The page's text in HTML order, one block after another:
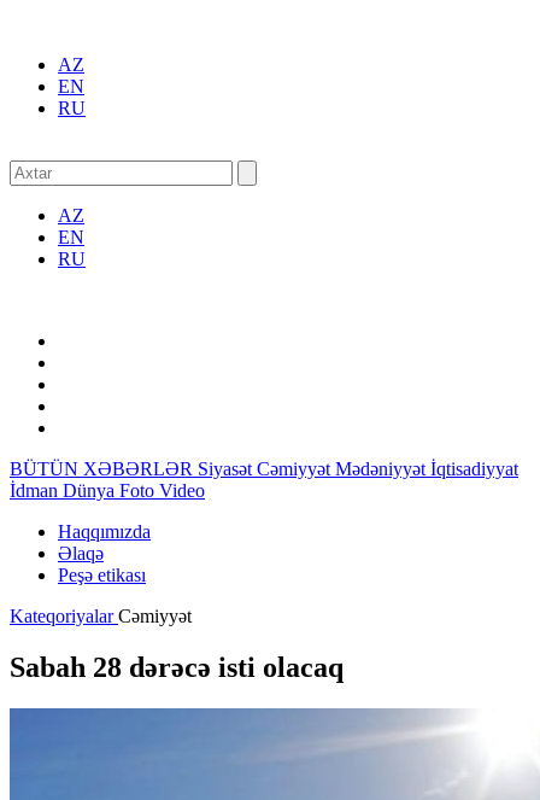
AZ
EN
RU
AZ
EN
RU
BÜTÜN XƏBƏRLƏR Siyasət Cəmiyyət Mədəniyyət İqtisadiyyat
İdman Dünya Foto Video
Haqqımızda
Əlaqə
Peşə etikası
KateqoriyalarCəmiyyət
Sabah 28 dərəcə isti olacaq